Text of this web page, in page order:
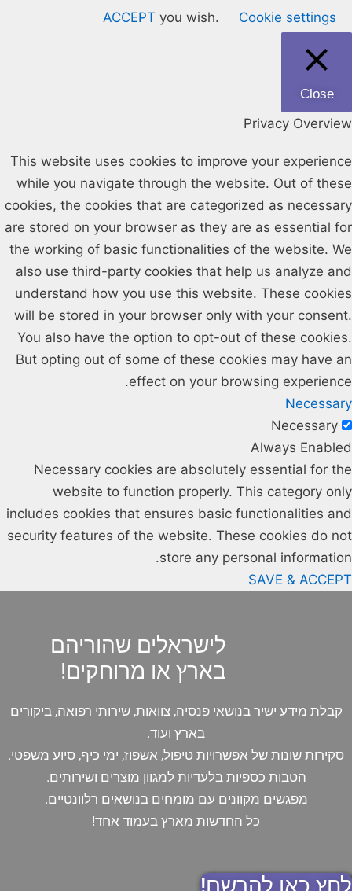
you wish.
Cookie settings
ACCEPT
Close
Privacy Overview
This website uses cookies to improve your experience
while you navigate through the website. Out of these
cookies, the cookies that are categorized as necessary
are stored on your browser as they are as essential for
the working of basic functionalities of the website. We
also use third-party cookies that help us analyze and
understand how you use this website. These cookies
will be stored in your browser only with your consent.
You also have the option to opt-out of these cookies.
But opting out of some of these cookies may have an
effect on your browsing experience.
Necessary
Necessary
Always Enabled
Necessary cookies are absolutely essential for the
website to function properly. This category only
includes cookies that ensures basic functionalities and
security features of the website. These cookies do not
store any personal information.
SAVE & ACCEPT
לישראלים שהוריהם
בארץ או מרוחקים!
קבלת מידע ישיר בנושאי פנסיה, צוואות, שירותי רפואה, ביקורים
בארץ ועוד.
סקירות שונות של אפשרויות טיפול, אשפוז, ימי כיף, סיוע משפטי.
הטבות כספיות בלעדיות למגוון מוצרים ושירותים.
מפגשים מקוונים עם מומחים בנושאים רלוונטיים.
כל החדשות מארץ בעמוד אחד!